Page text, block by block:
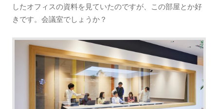
したオフィスの資料を見ていたのですが、この部屋とか好
きです。会議室でしょうか？